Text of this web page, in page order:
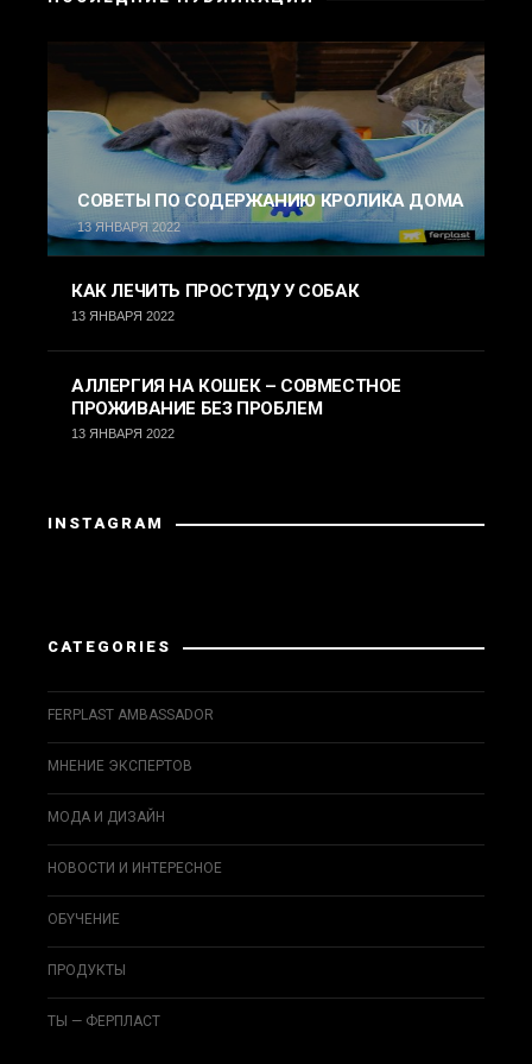
СОВЕТЫ ПО СОДЕРЖАНИЮ КРОЛИКА ДОМА
13 ЯНВАРЯ 2022
КАК ЛЕЧИТЬ ПРОСТУДУ У СОБАК
13 ЯНВАРЯ 2022
АЛЛЕРГИЯ НА КОШЕК – СОВМЕСТНОЕ
ПРОЖИВАНИЕ БЕЗ ПРОБЛЕМ
13 ЯНВАРЯ 2022
INSTAGRAM
CATEGORIES
FERPLAST AMBASSADOR
МНЕНИЕ ЭКСПЕРТОВ
МОДА И ДИЗAЙН
НОВОСТИ И ИНТЕРЕСНОЕ
ОБYЧEНИЕ
ПРОДУКТЫ
ТЫ — ФЕРПЛАСТ